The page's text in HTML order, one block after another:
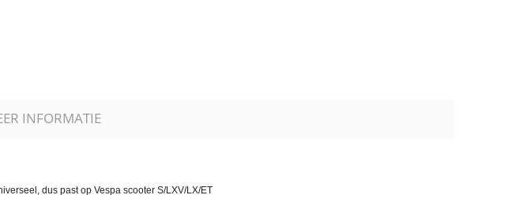
INFORMATIE
dus past op Vespa scooter S/LXV/LX/ET